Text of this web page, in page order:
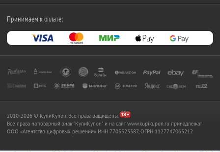
Принимаем к оплате:
2010-2026 © КупиКупон. Все права защищены.
Все права на товарный знак "КупиКупон" и на сайт www.kupikupon.ru принадлежат
OOO «Агентство цифровых решений» ИНН 7705523387, ОГРН 1127747063212